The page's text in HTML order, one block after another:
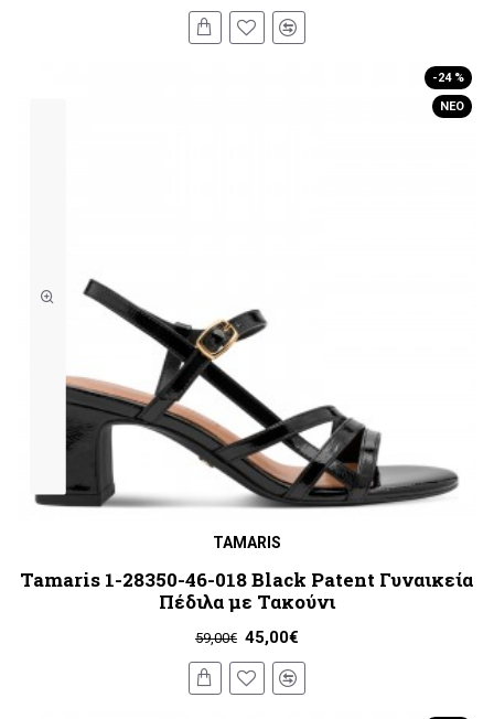
ΝΈΟ
-24 %
TAMARIS
Tamaris 1-28350-46-018 Black Patent Γυναικεία
Πέδιλα με Τακούνι
45,00€
59,00€